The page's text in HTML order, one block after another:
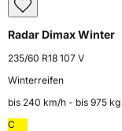
Radar Dimax Winter
235/60 R18 107 V
Winterreifen
bis 240 km⁠/⁠h - bis 975 kg
C